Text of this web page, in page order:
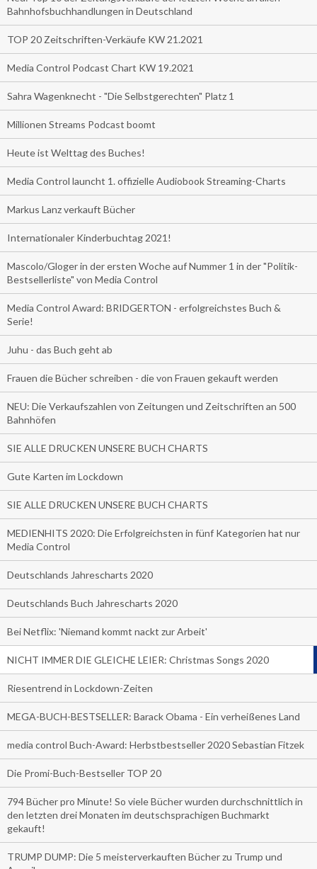
Bahnhofsbuchhandlungen in Deutschland
TOP 20 Zeitschriften-Verkäufe KW 21.2021
Media Control Podcast Chart KW 19.2021
Sahra Wagenknecht - "Die Selbstgerechten" Platz 1
Millionen Streams Podcast boomt
Heute ist Welttag des Buches!
Media Control launcht 1. offizielle Audiobook Streaming-Charts
Markus Lanz verkauft Bücher
Internationaler Kinderbuchtag 2021!
Mascolo/Gloger in der ersten Woche auf Nummer 1 in der "Politik-
Bestsellerliste" von Media Control
Media Control Award: BRIDGERTON - erfolgreichstes Buch &
Serie!
Juhu - das Buch geht ab
Frauen die Bücher schreiben - die von Frauen gekauft werden
NEU: Die Verkaufszahlen von Zeitungen und Zeitschriften an 500
Bahnhöfen
SIE ALLE DRUCKEN UNSERE BUCH CHARTS
Gute Karten im Lockdown
SIE ALLE DRUCKEN UNSERE BUCH CHARTS
MEDIENHITS 2020: Die Erfolgreichsten in fünf Kategorien hat nur
Media Control
Deutschlands Jahrescharts 2020
Deutschlands Buch Jahrescharts 2020
Bei Netflix: 'Niemand kommt nackt zur Arbeit'
NICHT IMMER DIE GLEICHE LEIER: Christmas Songs 2020
Riesentrend in Lockdown-Zeiten
MEGA-BUCH-BESTSELLER: Barack Obama - Ein verheißenes Land
media control Buch-Award: Herbstbestseller 2020 Sebastian Fitzek
Die Promi-Buch-Bestseller TOP 20
794 Bücher pro Minute! So viele Bücher wurden durchschnittlich in
den letzten drei Monaten im deutschsprachigen Buchmarkt
gekauft!
TRUMP DUMP: Die 5 meisterverkauften Bücher zu Trump und